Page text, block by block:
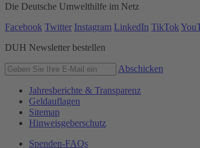
Die Deutsche Umwelthilfe im Netz
Facebook Twitter Instagram LinkedIn TikTok
DUH Newsletter bestellen
Abschicken
Jahresberichte & Transparenz
Geldauflagen
Sitemap
Hinweisgeberschutz
Spenden-FAQs